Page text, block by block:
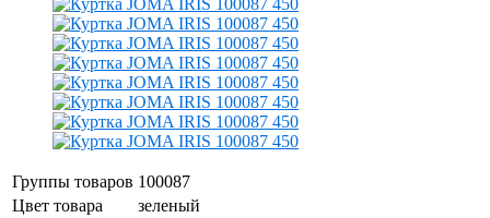
Группы товаров 100087
Цвет товара
зеленый